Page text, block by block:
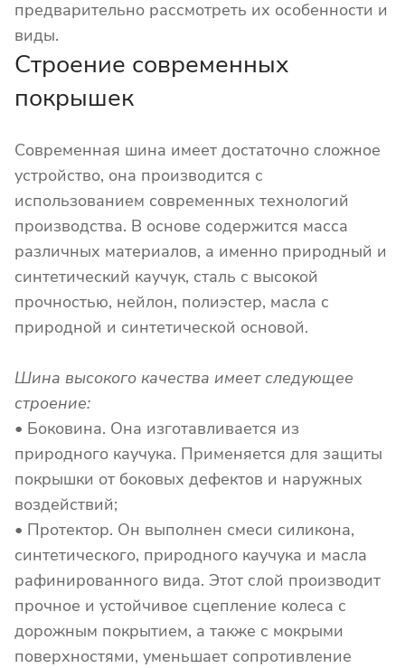
предварительно рассмотреть их особенности и
виды.
Строение современных
покрышек
Современная шина имеет достаточно сложное
устройство, она производится с
использованием современных технологий
производства. В основе содержится масса
различных материалов, а именно природный и
синтетический каучук, сталь с высокой
прочностью, нейлон, полиэстер, масла с
природной и синтетической основой.
Шина высокого качества имеет следующее
строение:
• Боковина. Она изготавливается из
природного каучука. Применяется для защиты
покрышки от боковых дефектов и наружных
воздействий;
• Протектор. Он выполнен смеси силикона,
синтетического, природного каучука и масла
рафинированного вида. Этот слой производит
прочное и устойчивое сцепление колеса с
дорожным покрытием, а также с мокрыми
поверхностями, уменьшает сопротивление